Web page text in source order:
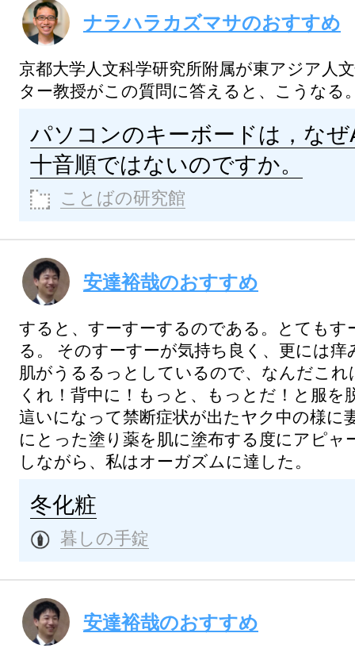
ナラハラカズマサのおすすめ
京都大学人文科学研究所附属が東アジア人
ター教授がこの質問に答えると、こうなる
パソコンのキーボードは，なぜ
十音順ではないのですか。
ことばの研究館
安達裕哉のおすすめ
すると、すーすーするのである。とてもす
る。
そのすーすーが気持ち良く、更には痒
肌がうるるっとしているので、なんだこれ
くれ！背中に！もっと、もっとだ！と服を
這いになって禁断症状が出たヤク中の様に
にとった塗り薬を肌に塗布する度にアピャ
しながら、私はオーガズムに達した。
冬化粧
暮しの手錠
安達裕哉のおすすめ